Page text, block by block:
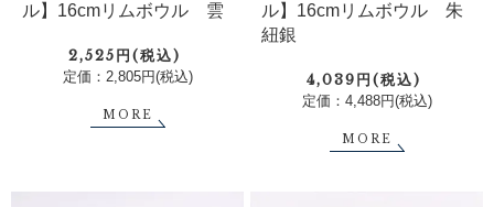
ル】16cmリムボウル 雲
2,525円(税込)
定価：2,805円(税込)
MORE
ル】16cmリムボウル 朱
紐銀
4,039円(税込)
定価：4,488円(税込)
MORE